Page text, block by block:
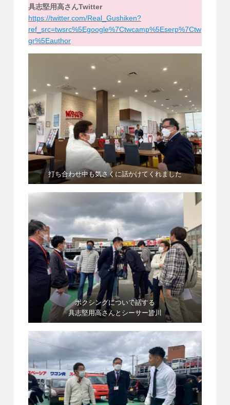
具志堅用高さんTwitter
https://twitter.com/Real_Gushiken?
ref_src=twsrc%5Egoogle%7Ctwcamp%5Eserp%7Ctw
gr%5Eauthor
打ち合わせ中も気さくに話かけてくれました
ボクシングについて話する
具志堅用高さんとシーサー皆川